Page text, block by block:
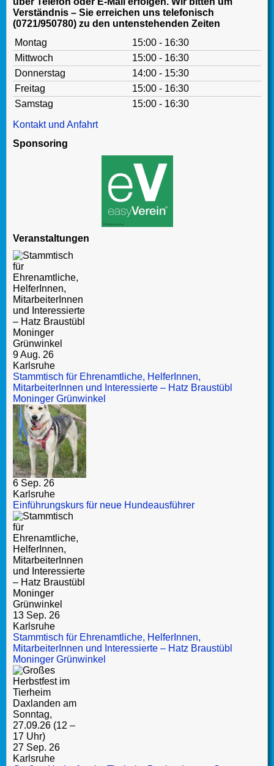
Verständnis – Sie erreichen uns telefonisch
(0721/950780) zu den untenstehenden Zeiten
Montag
15:00 - 16:30
Mittwoch
15:00 - 16:30
Donnerstag
14:00 - 15:30
Freitag
15:00 - 16:30
Samstag
15:00 - 16:30
Kontakt und Anfahrt
Sponsoring
Veranstaltungen
9 Aug. 26
Karlsruhe
Stammtisch für Ehrenamtliche, HelferInnen,
MitarbeiterInnen und Interessierte – Hatz Braustübl
Moninger Grünwinkel
6 Sep. 26
Karlsruhe
Einführungskurs für neue Hundeausführer
13 Sep. 26
Karlsruhe
Stammtisch für Ehrenamtliche, HelferInnen,
MitarbeiterInnen und Interessierte – Hatz Braustübl
Moninger Grünwinkel
27 Sep. 26
Karlsruhe